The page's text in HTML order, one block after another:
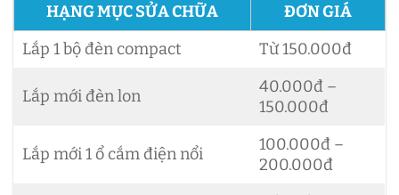
HẠNG MỤC SỬA CHỮA
ĐƠN GIÁ
Lắp 1 bộ đèn compact
Từ 150.000đ
Lắp mới đèn lon
40.000đ –
150.000đ
Lắp mới 1 ổ cắm điện nổi
100.000đ –
200.000đ